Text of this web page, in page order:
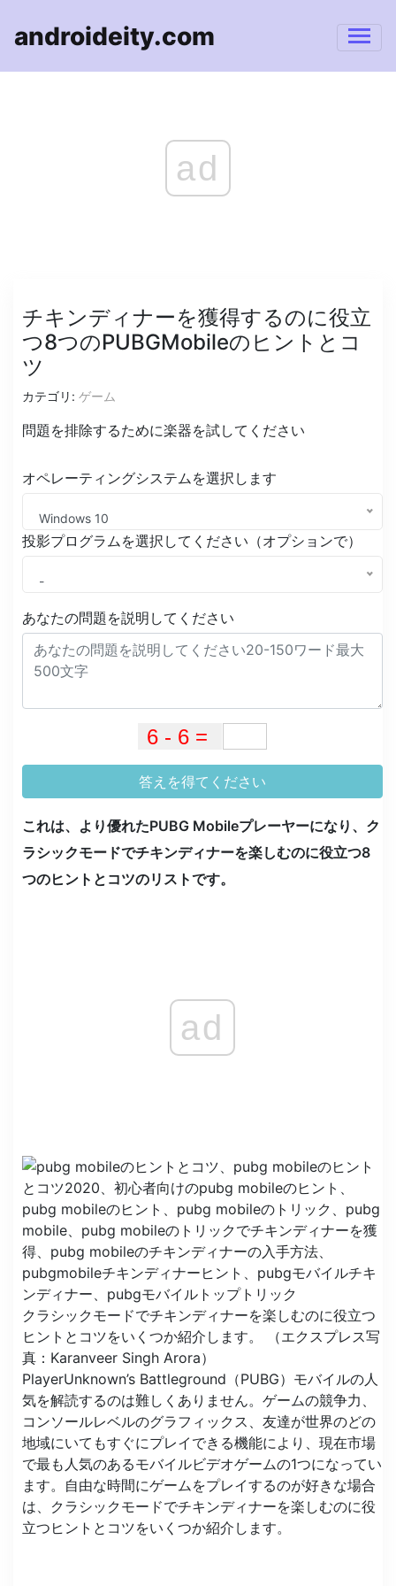
androideity.com
ad
チキンディナーを獲得するのに役立
つ8つのPUBGMobileのヒントとコ
ツ
カテゴリ: ゲーム
問題を排除するために楽器を試してください
オペレーティングシステムを選択します
Windows 10
投影プログラムを選択してください（オプションで）
-
あなたの問題を説明してください
答えを得てください
これは、より優れたPUBG Mobileプレーヤーになり、ク
ラシックモードでチキンディナーを楽しむのに役立つ8
つのヒントとコツのリストです。
ad
クラシックモードでチキンディナーを楽しむのに役立つ
ヒントとコツをいくつか紹介します。 （エクスプレス写
真：Karanveer Singh Arora）
PlayerUnknown’s Battleground（PUBG）モバイルの人
気を解読するのは難しくありません。ゲームの競争力、
コンソールレベルのグラフィックス、友達が世界のどの
地域にいてもすぐにプレイできる機能により、現在市場
で最も人気のあるモバイルビデオゲームの1つになってい
ます。自由な時間にゲームをプレイするのが好きな場合
は、クラシックモードでチキンディナーを楽しむのに役
立つヒントとコツをいくつか紹介します。